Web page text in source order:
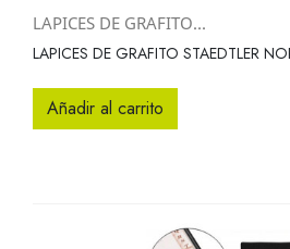
LAPICES DE GRAFITO...
LAPICES DE GRAFITO STAEDTLER
Añadir al carrito